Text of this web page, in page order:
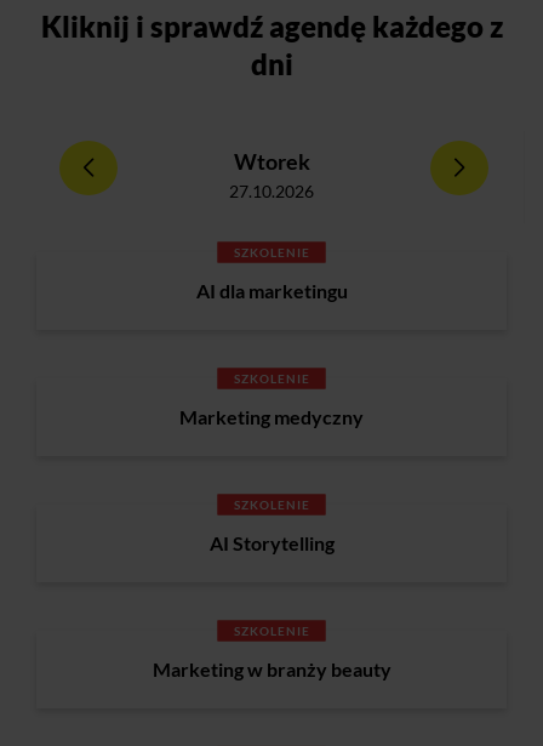
Kliknij i sprawdź agendę każdego z
dni
Wtorek
27.10.2026
SZKOLENIE
AI dla marketingu
SZKOLENIE
Marketing medyczny
SZKOLENIE
AI Storytelling
SZKOLENIE
Marketing w branży beauty